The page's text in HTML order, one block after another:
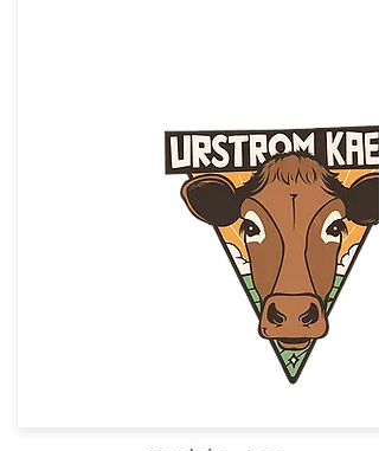
Mache ein Angebot